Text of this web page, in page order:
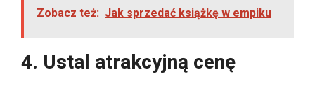
Zobacz też: Jak sprzedać książkę w empiku
4. Ustal atrakcyjną cenę